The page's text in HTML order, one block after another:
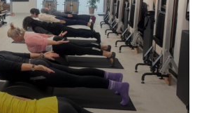
Bonnes adresses
Quartiers
Blog
Tops 10
Artisans
A propos